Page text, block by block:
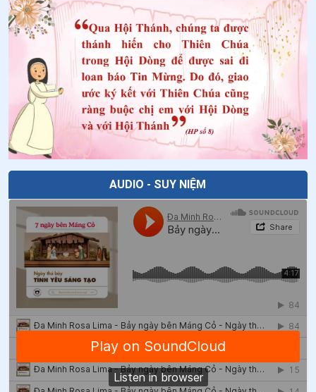
136)
40. Cầu nguyện theo Thánh vịnh 119/16 (118 c. 121 -
128)
41.Cầu nguyện theo Thánh vinh 119/15 (118 c. 113 -
120)
42.
Cầu nguyện theo Thánh vịnh 119 - 14 (118 c. 105 -
112)
Cầu nguyện theo Thánh vịnh 119 - 13 (118 c. 97 -
44 .Cầu nguyện theo Thánh vịnh 119 - 12 (118 c. 89 -
96)
45.Cầu nguyện theo Thánh vịnh 119 - 11 (118 c. 81 -
88)
Cầu nguyện theo Thánh vịnh 119 -10 (118 c. 73 - 80)
Cầu nguyện theo Thánh vịnh 119 - 9 (118 c. 65 - 72)
48 .Cầu nguyện theo Thánh vịnh 119 - 8 (118 c. 57 - 64)
AUDIO - SUY NIỆM